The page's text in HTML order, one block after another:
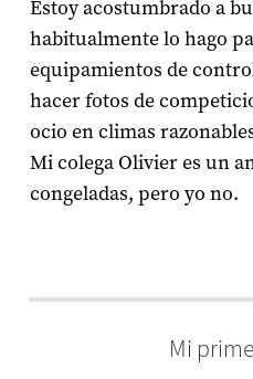
Estoy acostumbrado a
habitualmente lo hago
equipamientos de
hacer fotos de
ocio en climas
Mi colega Olivier es un
congeladas, pero yo no.
Mi